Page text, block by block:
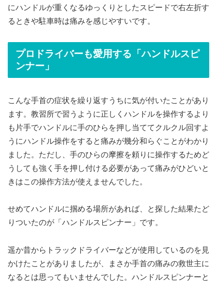
にハンドルが重くなるゆっくりとしたスピードで右左折す
るときや駐車時は痛みを感じやすいです。
プロドライバーも愛用する「ハンドルスピ
ンナー」
こんな手首の症状を繰り返すうちに気が付いたことがあり
ます。教習所で習うように正しくハンドルを操作するより
も片手でハンドルに手のひらを押し当ててクルクル回すよ
うにハンドル操作をすると痛みが幾分和らぐことがわかり
ました。ただし、手のひらの摩擦を頼りに操作するためど
うしても強く手を押し付ける必要があって痛みがひどいと
きはこの操作方法が使えませんでした。
せめてハンドルに掴める場所があれば、と探した結果たど
りついたのが「ハンドルスピンナー」です。
遥か昔からトラックドライバーなどが使用しているのを見
かけたことがありましたが、まさか手首の痛みの救世主に
なるとは思ってもいませんでした。ハンドルスピンナーと